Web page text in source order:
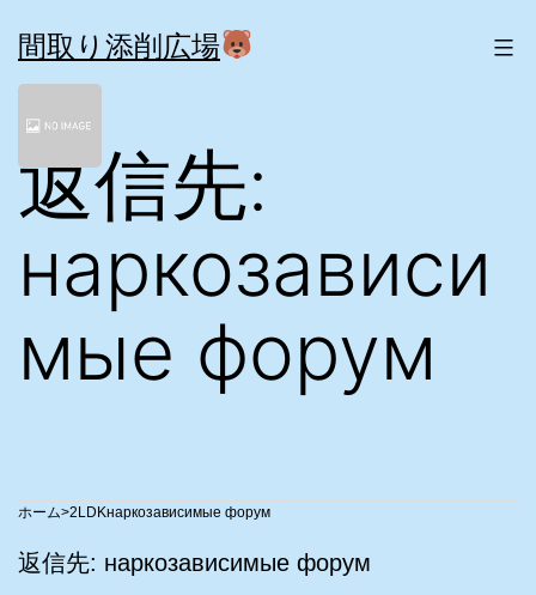
ン
テ
ン
間取り添削広場
返信先:
наркозависи
мые форум
>2LDKнаркозависимые форум
返信先: наркозависимые форум